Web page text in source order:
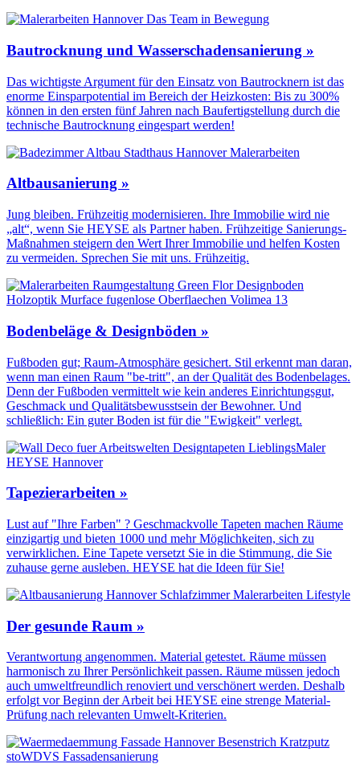
Bautrocknung und Wasserschadensanierung »
Das wichtigste Argument für den Einsatz von Bautrocknern ist das
enorme Einsparpotential im Bereich der Heizkosten: Bis zu 300%
können in den ersten fünf Jahren nach Baufertigstellung durch die
technische Bautrocknung eingespart werden!
Altbausanierung »
Jung bleiben. Frühzeitig modernisieren. Ihre Immobilie wird nie
„alt“, wenn Sie HEYSE als Partner haben. Frühzeitige Sanierungs-
Maßnahmen steigern den Wert Ihrer Immobilie und helfen Kosten
zu vermeiden. Sprechen Sie mit uns. Frühzeitig.
Bodenbeläge & Designböden »
Fußboden gut; Raum-Atmosphäre gesichert. Stil erkennt man daran,
wenn man einen Raum "be-tritt", an der Qualität des Boden­belages.
Denn der Fuß­boden vermittelt wie kein anderes Einrichtungs­gut,
Geschmack und Qualitäts­bewusstsein der Bewohner. Und
schließlich: Ein guter Boden ist für die "Ewigkeit" verlegt.
Tapezierarbeiten »
Lust auf "Ihre Farben" ? Geschmackvolle Tapeten machen Räume
einzigartig und bieten 1000 und mehr Möglichkeiten, sich zu
verwirklichen. Eine Tapete versetzt Sie in die Stimmung, die Sie
zuhause gerne ausleben. HEYSE hat die Ideen für Sie!
Der gesunde Raum »
Verantwortung angenommen. Material getestet. Räume müssen
harmonisch zu Ihrer Persönlichkeit passen. Räume müssen jedoch
auch umweltfreundlich renoviert und verschönert werden. Deshalb
erfolgt vor Beginn der Arbeit bei HEYSE eine strenge Material-
Prüfung nach relevanten Umwelt-Kriterien.